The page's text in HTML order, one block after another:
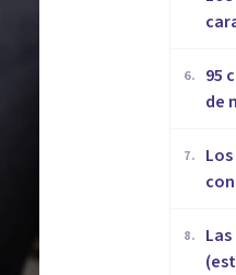
6.
95
de
7.
8.